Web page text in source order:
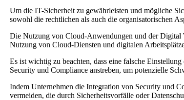
Um die IT-Sicherheit zu gewährleisten und mögliche
sowohl die rechtlichen als auch die organisatorischen
Die Nutzung von Cloud-Anwendungen und der Digital
Nutzung von Cloud-Diensten und digitalen
Es ist wichtig zu beachten, dass eine falsche
Security und Compliance anstreben, um potenzielle
Indem Unternehmen die Integration von Security und
vermeiden, die durch Sicherheitsvorfälle oder